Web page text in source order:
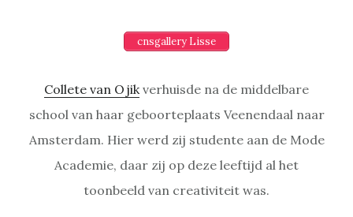
cnsgallery Lisse
Collete van Ojik verhuisde na de middelbare
school van haar geboorteplaats Veenendaal naar
Amsterdam. Hier werd zij studente aan de Mode
Academie, daar zij op deze leeftijd al het
toonbeeld van creativiteit was.